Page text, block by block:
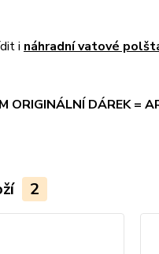
i náhradní vatové
ORIGINÁLNÍ DÁREK =
2